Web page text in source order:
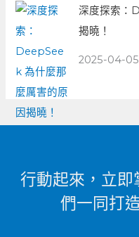
深度探索：
揭曉！
2025-04-05
行動起來，立
們一同打